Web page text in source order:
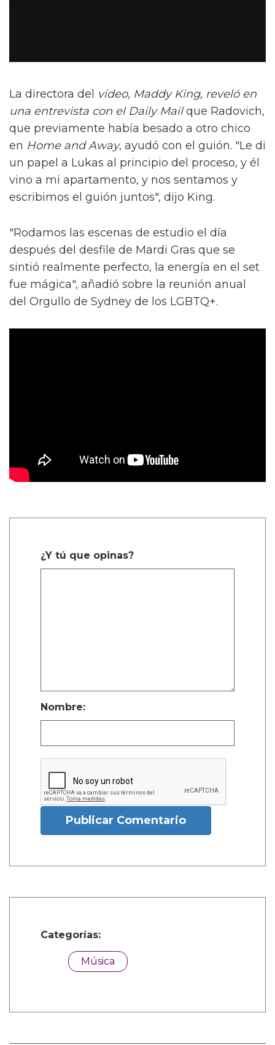
La directora del vídeo, Maddy King, reveló en
una entrevista con el Daily Mailque Radovich,
que previamente había besado a otro chico
en Home and Away, ayudó con el guión. "Le di
un papel a Lukas al principio del proceso, y él
vino a mi apartamento, y nos sentamos y
escribimos el guión juntos", dijo King.
"Rodamos las escenas de estudio el día
después del desfile de Mardi Gras que se
sintió realmente perfecto, la energía en el set
fue mágica", añadió sobre la reunión anual
del Orgullo de Sydney de los LGBTQ+.
¿Y tú que opinas?
Nombre:
Publicar Comentario
Categorías:
Música